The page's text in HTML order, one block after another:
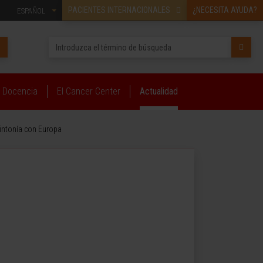
PACIENTES INTERNACIONALES ¿NECESITA AYUDA?
ESPAÑOL
Docencia El Cancer Center Actualidad
con Europa